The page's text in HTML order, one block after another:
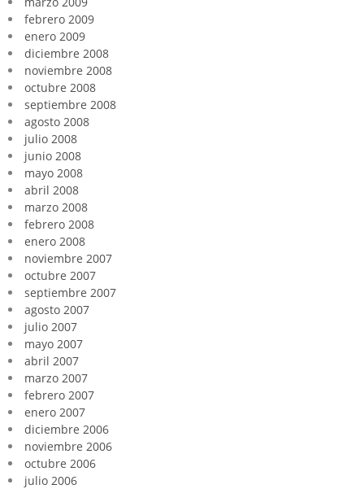
febrero 2009
enero 2009
diciembre 2008
noviembre 2008
octubre 2008
septiembre 2008
agosto 2008
julio 2008
junio 2008
mayo 2008
abril 2008
marzo 2008
febrero 2008
enero 2008
noviembre 2007
octubre 2007
septiembre 2007
agosto 2007
julio 2007
mayo 2007
abril 2007
marzo 2007
febrero 2007
enero 2007
diciembre 2006
noviembre 2006
octubre 2006
julio 2006